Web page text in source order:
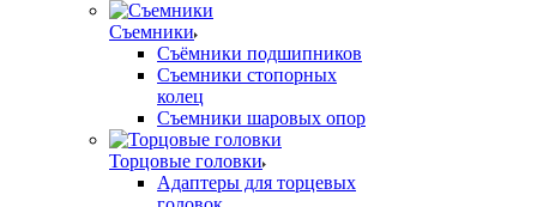
Съемники
Съёмники подшипников
Съемники стопорных
колец
Съемники шаровых опор
Торцовые головки
Адаптеры для торцевых